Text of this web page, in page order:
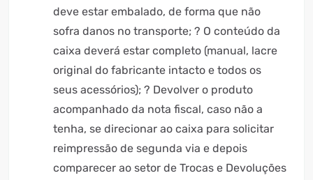
deve estar embalado, de forma que não
sofra danos no transporte; ? O conteúdo da
caixa deverá estar completo (manual, lacre
original do fabricante intacto e todos os
seus acessórios); ? Devolver o produto
acompanhado da nota fiscal, caso não a
tenha, se direcionar ao caixa para solicitar
reimpressão de segunda via e depois
comparecer ao setor de Trocas e Devoluções